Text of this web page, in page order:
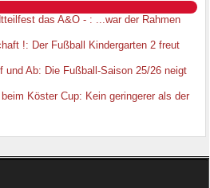
das A&O - : ...war der Rahmen
!: Der Fußball Kindergarten 2 freut
und Ab: Die Fußball-Saison 25/26 neigt
Köster Cup: Kein geringerer als der